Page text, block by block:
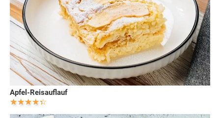
Apfel-Reisauflauf